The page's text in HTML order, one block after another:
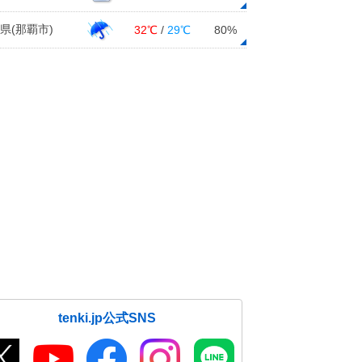
(那覇市) 32℃ / 29℃ 80%
tenki.jp公式SNS